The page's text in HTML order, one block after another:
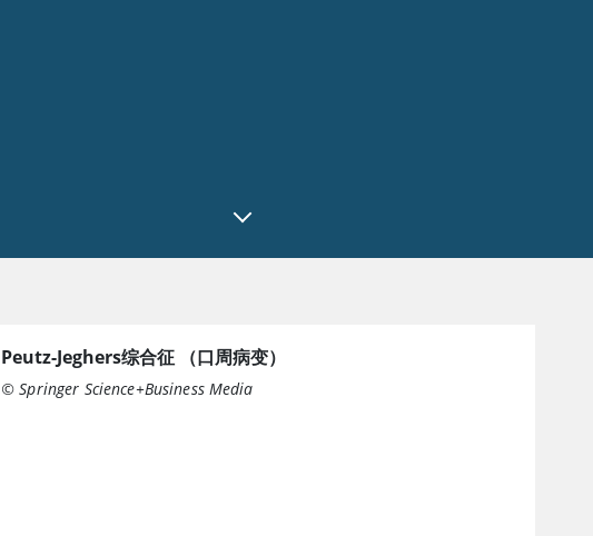
Peutz-Jeghers综合征 （口周病变）
© Springer Science+Business Media